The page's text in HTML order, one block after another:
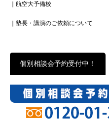
｜航空大予備校
｜塾長・講演のご依頼について
個別相談会予約受付中！